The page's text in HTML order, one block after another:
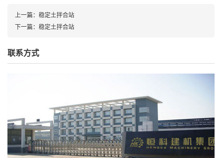
上一篇： 稳定土拌合站
下一篇： 稳定土拌合站
联系方式